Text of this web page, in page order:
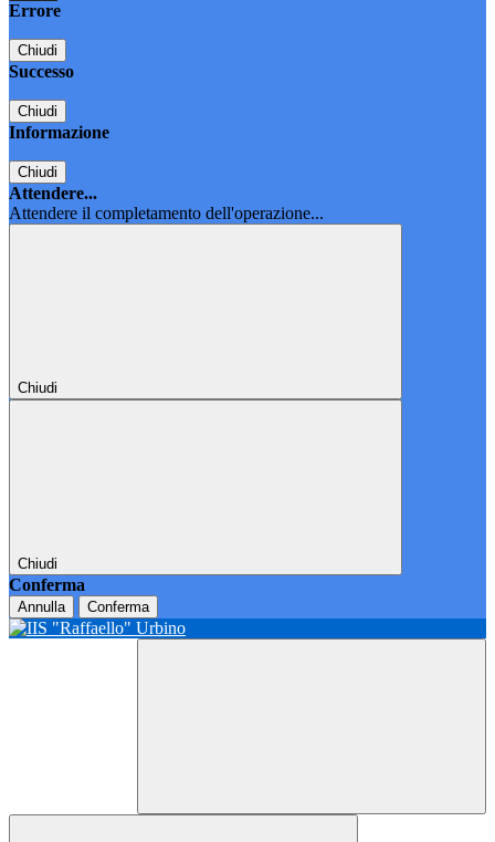
Errore
Chiudi
Successo
Chiudi
Informazione
Chiudi
Attendere...
Attendere il completamento dell'operazione...
Chiudi
Chiudi
Conferma
Annulla Conferma